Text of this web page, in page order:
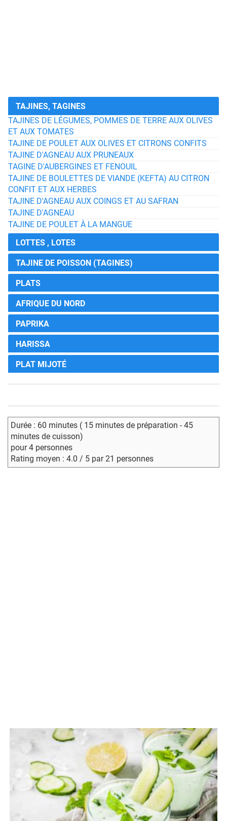
TAJINES, TAGINES
TAJINES DE LÉGUMES, POMMES DE TERRE AUX OLIVES
ET AUX TOMATES
TAJINE DE POULET AUX OLIVES ET CITRONS CONFITS
TAJINE D'AGNEAU AUX PRUNEAUX
TAGINE D'AUBERGINES ET FENOUIL
TAJINE DE BOULETTES DE VIANDE (KEFTA) AU CITRON
CONFIT ET AUX HERBES
TAJINE D'AGNEAU AUX COINGS ET AU SAFRAN
TAJINE D'AGNEAU
TAJINE DE POULET À LA MANGUE
LOTTES , LOTES
TAJINE DE POISSON (TAGINES)
PLATS
AFRIQUE DU NORD
PAPRIKA
HARISSA
PLAT MIJOTÉ
Durée : 60 minutes ( 15 minutes de préparation - 45
minutes de cuisson)
pour 4 personnes
Rating moyen : 4.0 / 5 par 21 personnes